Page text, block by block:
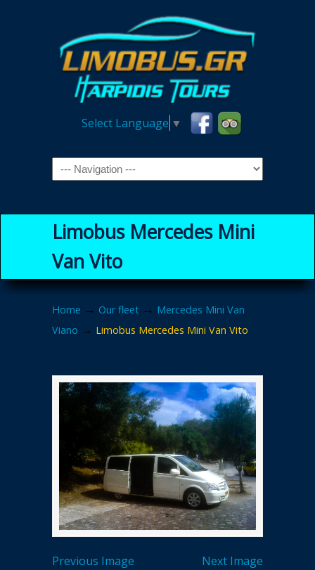
Select Language ▼
Navigation
Limobus Mercedes Mini
Van Vito
Home → Our fleet → Mercedes Mini Van
Viano → Limobus Mercedes Mini Van Vito
Previous Image Next Image